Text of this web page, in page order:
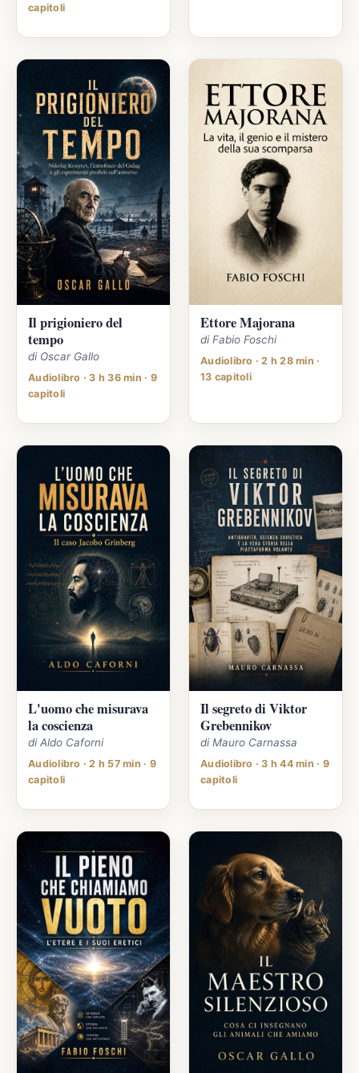
capitoli
Il prigioniero del
tempo
di Oscar Gallo
Audiolibro · 3 h 36 min · 9
capitoli
Ettore Majorana
di Fabio Foschi
Audiolibro · 2 h 28 min ·
13 capitoli
L'uomo che misurava
la coscienza
di Aldo Caforni
Audiolibro · 2 h 57 min · 9
capitoli
Il segreto di Viktor
Grebennikov
di Mauro Carnassa
Audiolibro · 3 h 44 min · 9
capitoli